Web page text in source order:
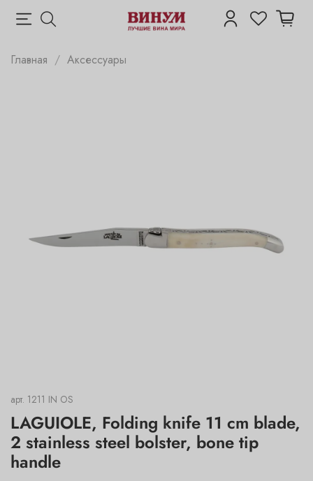
Главная Аксессуары
арт. 1211 IN OS
LAGUIOLE, Folding knife 11 cm blade,
2 stainless steel bolster, bone tip
handle